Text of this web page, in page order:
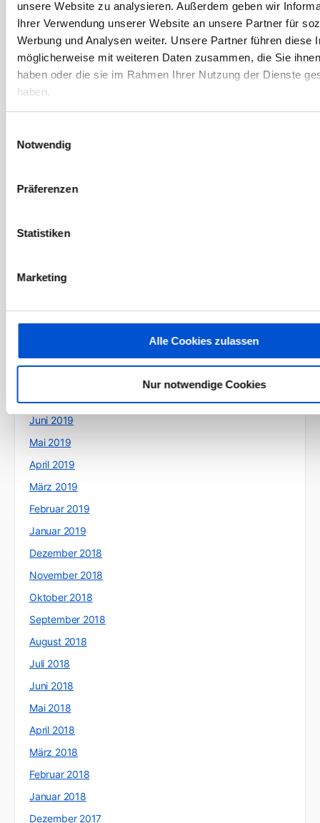
unsere Website zu analysieren. Außerdem geben wir
Ihrer Verwendung unserer Website an unsere Partner für
Werbung und Analysen weiter. Unsere Partner führen diese
möglicherweise mit weiteren Daten zusammen, die Sie
haben oder die sie im Rahmen Ihrer Nutzung der Dienste
haben.
Notwendig
Präferenzen
Statistiken
Marketing
Alle Cookies zulassen
Nur notwendige Cookies
Dezember 2020
November 2020
Oktober 2020
September 2020
August 2020
Juni 2020
Dezember 2019
November 2019
Juni 2019
Mai 2019
April 2019
März 2019
Februar 2019
Januar 2019
Dezember 2018
November 2018
Oktober 2018
September 2018
August 2018
Juli 2018
Juni 2018
Mai 2018
April 2018
März 2018
Februar 2018
Januar 2018
Dezember 2017